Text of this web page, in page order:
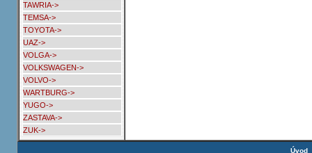
TAWRIA->
TEMSA->
TOYOTA->
UAZ->
VOLGA->
VOLKSWAGEN->
VOLVO->
WARTBURG->
YUGO->
ZASTAVA->
ZUK->
Úvod